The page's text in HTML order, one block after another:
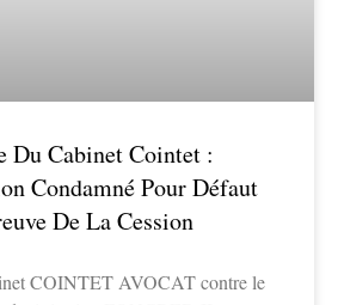
Du Cabinet Cointet :
Condamné Pour Défaut
De La Cession
COINTET AVOCAT contre le